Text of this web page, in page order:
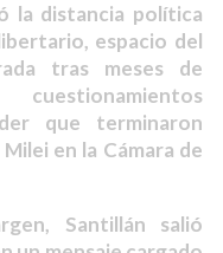
la distancia política
espacio del
tras meses de
que terminaron
en la Cámara de
Santillán salió